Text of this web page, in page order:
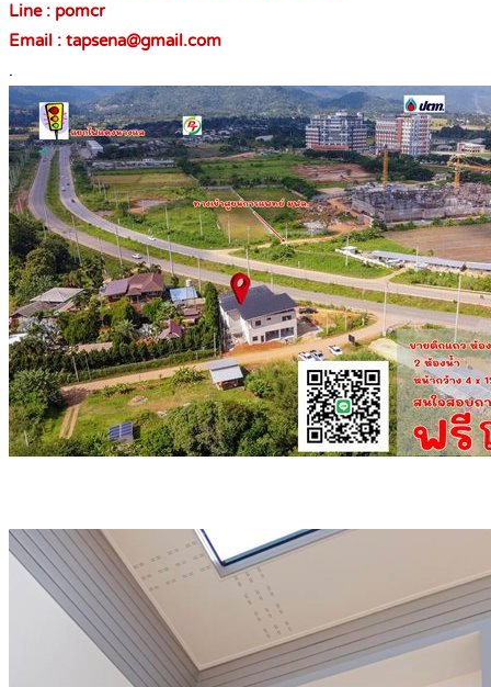
Line : pomcr
Email : tapsena@gmail.com
.